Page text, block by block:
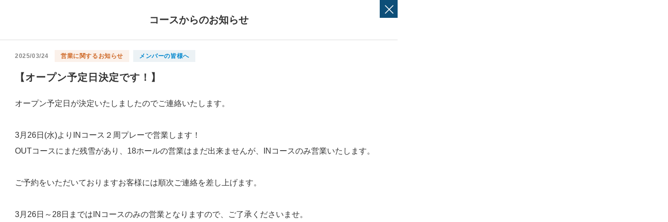
コースからのお知らせ
2025/03/24 営業に関するお知らせ メンバーの皆様へ
【オープン予定日決定です！】
オープン予定日が決定いたしましたのでご連絡いたします。
3月26日(水)よりINコース２周プレーで営業します！
OUTコースにまだ残雪があり、18ホールの営業はまだ出来ませんが、INコースのみ営業いたします。
ご予約をいただいておりますお客様には順次ご連絡を差し上げます。
3月26日～28日まではINコースのみの営業となりますので、ご了承くださいませ。